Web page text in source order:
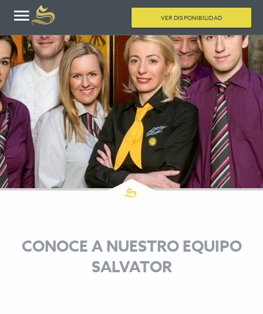
VER DISPONIBILIDAD
CONOCE A NUESTRO EQUIPO
SALVATOR